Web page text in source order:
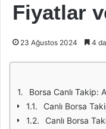
Fiyatlar
23 Ağustos 2024 4
Borsa Canlı Takip:
Canlı Borsa
Canlı Borsa